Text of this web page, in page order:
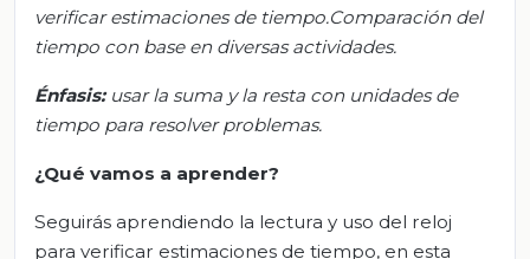
verificar estimaciones de tiempo.Comparación del
tiempo con base en diversas actividades.
Énfasis: usar la suma y la resta con unidades de
tiempo para resolver problemas.
¿Qué vamos a aprender?
Seguirás aprendiendo la lectura y uso del reloj
para verificar estimaciones de tiempo, en esta